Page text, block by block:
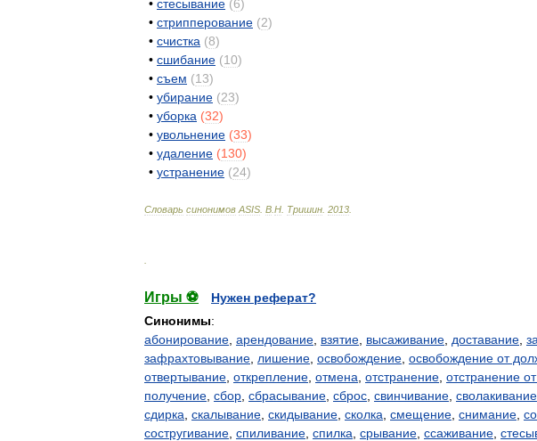
• стесывание (6)
• стрипперование (2)
• счистка (8)
• сшибание (10)
• съем (13)
• убирание (23)
• уборка (32)
• увольнение (33)
• удаление (130)
• устранение (24)
Словарь синонимов ASIS В Н Тришин 2013
Игры ⚽
Нужен реферат?
Синонимы:
абонирование арендование взятие высаживание доставание
зафрахтовывание лишение освобождение освобождение от
отвертывание открепление отмена отстранение отстранение
получение сбор сбрасывание сброс свинчивание сволакивание
сдирка скалывание скидывание сколка смещение снимание
состругивание спиливание спилка срывание ссаживание